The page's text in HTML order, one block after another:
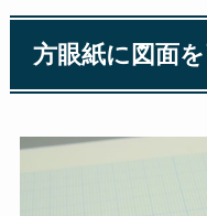
方眼紙に図面を